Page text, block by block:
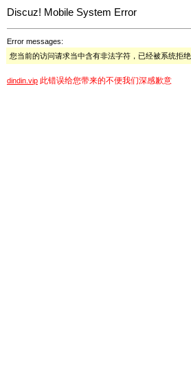
Discuz! Mobile System Error
Error messages:
您当前的访问请求当中含有非法字符，已经被系统拒绝
dindin.vip 此错误给您带来的不便我们深感歉意